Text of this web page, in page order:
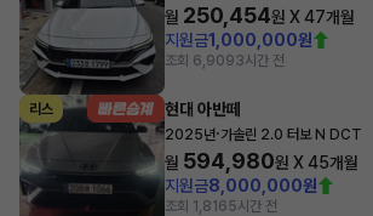
월 250,454원 X47개월
지원금1,000,000원
조회 6,9093시간 전
리스 현대 아반떼
2025년·가솔린 2.0 터보 N DCT
월 594,980원 X45개월
지원금8,000,000원
조회 1,8165시간 전